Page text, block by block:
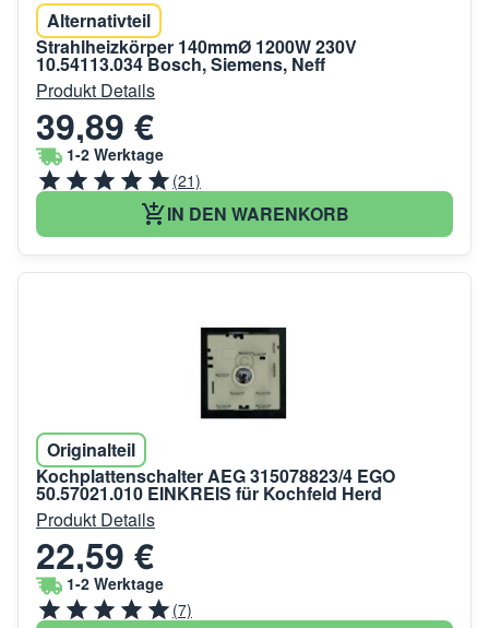
Alternativteil
Strahlheizkörper 140mmØ 1200W 230V
10.54113.034 Bosch, Siemens, Neff
Produkt Details
39,89 €
1-2 Werktage
(21)
IN DEN WARENKORB
Originalteil
Kochplattenschalter AEG 315078823/4 EGO
50.57021.010 EINKREIS für Kochfeld Herd
Produkt Details
22,59 €
1-2 Werktage
(7)